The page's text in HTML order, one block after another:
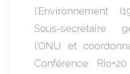
l’Environnement
Sous-secrétaire
l’ONU et
Conférence Rio+20